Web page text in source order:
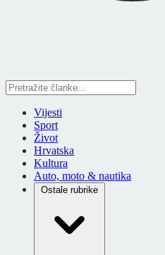
Vijesti
Sport
Život
Hrvatska
Kultura
Auto, moto & nautika
Ostale rubrike